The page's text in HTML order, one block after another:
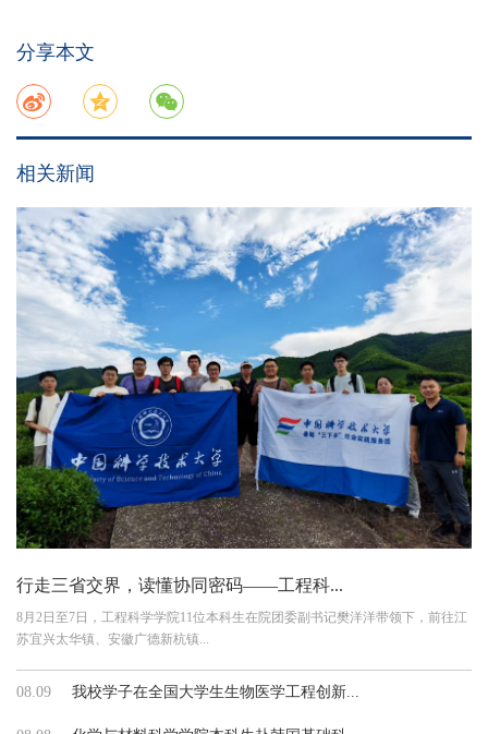
分享本文
相关新闻
行走三省交界，读懂协同密码——工程科...
8月2日至7日，工程科学学院11位本科生在院团委副书记樊洋洋带领下，前往江
苏宜兴太华镇、安徽广德新杭镇...
08.09 我校学子在全国大学生生物医学工程创新...